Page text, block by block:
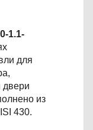
1.1-
для
двери
из
430.